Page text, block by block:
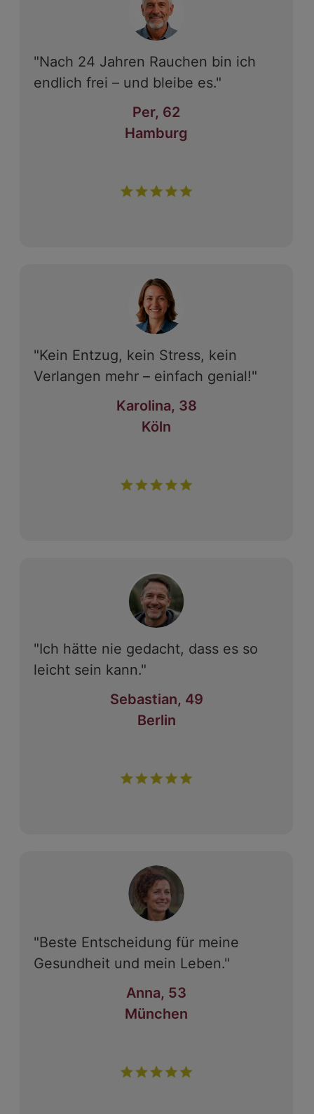
"Nach 24 Jahren Rauchen bin ich
endlich frei – und bleibe es."
Per, 62
Hamburg
"Kein Entzug, kein Stress, kein
Verlangen mehr – einfach genial!"
Karolina, 38
Köln
"Ich hätte nie gedacht, dass es so
leicht sein kann."
Sebastian, 49
Berlin
"Beste Entscheidung für meine
Gesundheit und mein Leben."
Anna, 53
München